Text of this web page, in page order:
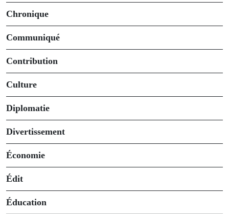
Chronique
Communiqué
Contribution
Culture
Diplomatie
Divertissement
Économie
Édit
Éducation